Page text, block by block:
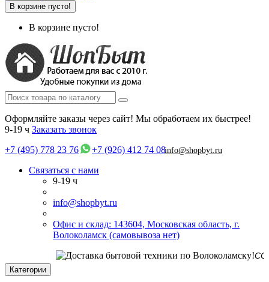
В корзине пусто!
В корзине пусто!
Оформляйте заказы через сайт! Мы обработаем их быстрее!
9-19 ч Заказать звонок
+7 (495) 778 23 76
+7 (926) 412 74 08info@shopbyt.ru
Связаться с нами
9-19 ч
info@shopbyt.ru
Офис и склад: 143604, Московская область, г.
Волоколамск (самовывоза нет)
СО
Категории